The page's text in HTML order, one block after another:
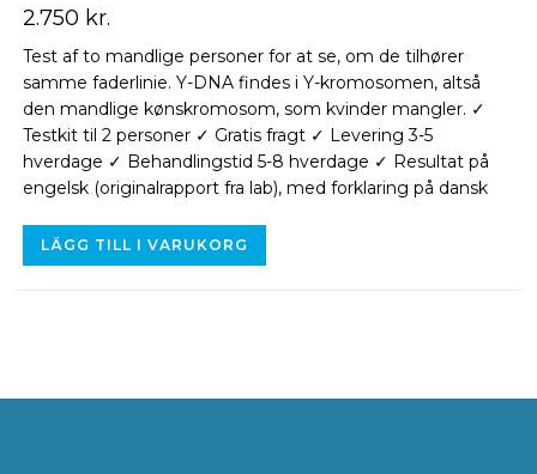
2.750 kr.
Test af to mandlige personer for at se, om de tilhører
samme faderlinie. Y-DNA findes i Y-kromosomen, altså
den mandlige kønskromosom, som kvinder mangler. ✓
Testkit til 2 personer ✓ Gratis fragt ✓ Levering 3-5
hverdage ✓ Behandlingstid 5-8 hverdage ✓ Resultat på
engelsk (originalrapport fra lab), med forklaring på dansk
LÄGG TILL I VARUKORG